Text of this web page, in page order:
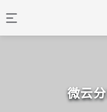
微云